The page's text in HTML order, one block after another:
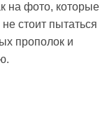
на фото, которые
стоит пытаться
прополок и